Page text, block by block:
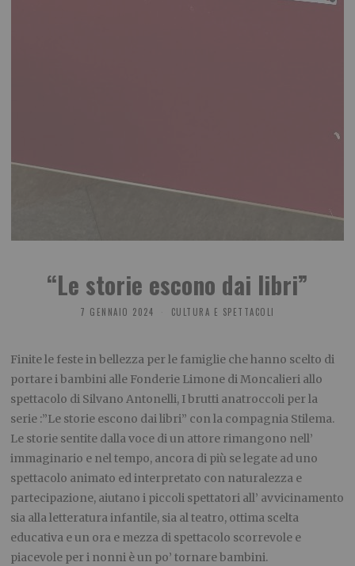
“Le storie escono dai libri”
7 GENNAIO 2024 CULTURA E SPETTACOLI
Finite le feste in bellezza per le famiglie che hanno scelto di
portare i bambini alle Fonderie Limone di Moncalieri allo
spettacolo di Silvano Antonelli, I brutti anatroccoli per la
serie :”Le storie escono dai libri” con la compagnia Stilema.
Le storie sentite dalla voce di un attore rimangono nell’
immaginario e nel tempo, ancora di più se legate ad uno
spettacolo animato ed interpretato con naturalezza e
partecipazione, aiutano i piccoli spettatori all’ avvicinamento
sia alla letteratura infantile, sia al teatro, ottima scelta
educativa e un ora e mezza di spettacolo scorrevole e
piacevole per i nonni è un po’ tornare bambini.